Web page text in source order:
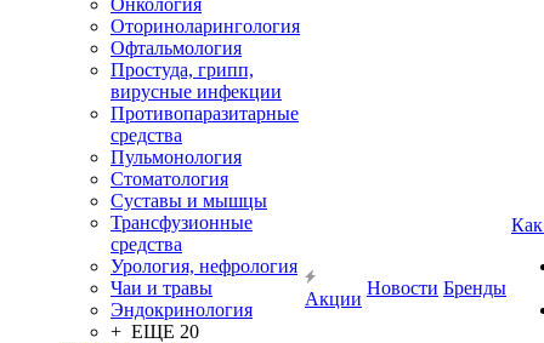
Онкология
Оториноларингология
Офтальмология
Простуда, грипп,
вирусные инфекции
Противопаразитарные
средства
Пульмонология
Стоматология
Суставы и мышцы
Трансфузионные
средства
Урология, нефрология
Чаи и травы
Эндокринология
+ ЕЩЕ 20
Акции
Новости Бренды